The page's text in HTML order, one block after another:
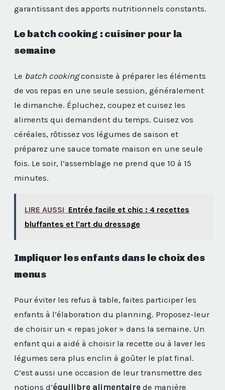
garantissant des apports nutritionnels constants.
Le batch cooking : cuisiner pour la
semaine
Le batch cookingconsiste à préparer les éléments
de vos repas en une seule session, généralement
le dimanche. Épluchez, coupez et cuisez les
aliments qui demandent du temps. Cuisez vos
céréales, rôtissez vos légumes de saison et
préparez une sauce tomate maison en une seule
fois. Le soir, l’assemblage ne prend que 10 à 15
minutes.
LIRE AUSSI Entrée facile et chic : 4 recettes
bluffantes et l'art du dressage
Impliquer les enfants dans le choix des
menus
Pour éviter les refus à table, faites participer les
enfants à l’élaboration du planning. Proposez-leur
de choisir un « repas joker » dans la semaine. Un
enfant qui a aidé à choisir la recette ou à laver les
légumes sera plus enclin à goûter le plat final.
C’est aussi une occasion de leur transmettre des
notions d’équilibre alimentaire de manière